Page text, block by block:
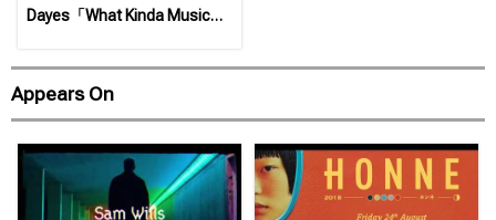
Dayes「What Kinda Music」
学反応は必聴！
Appears On